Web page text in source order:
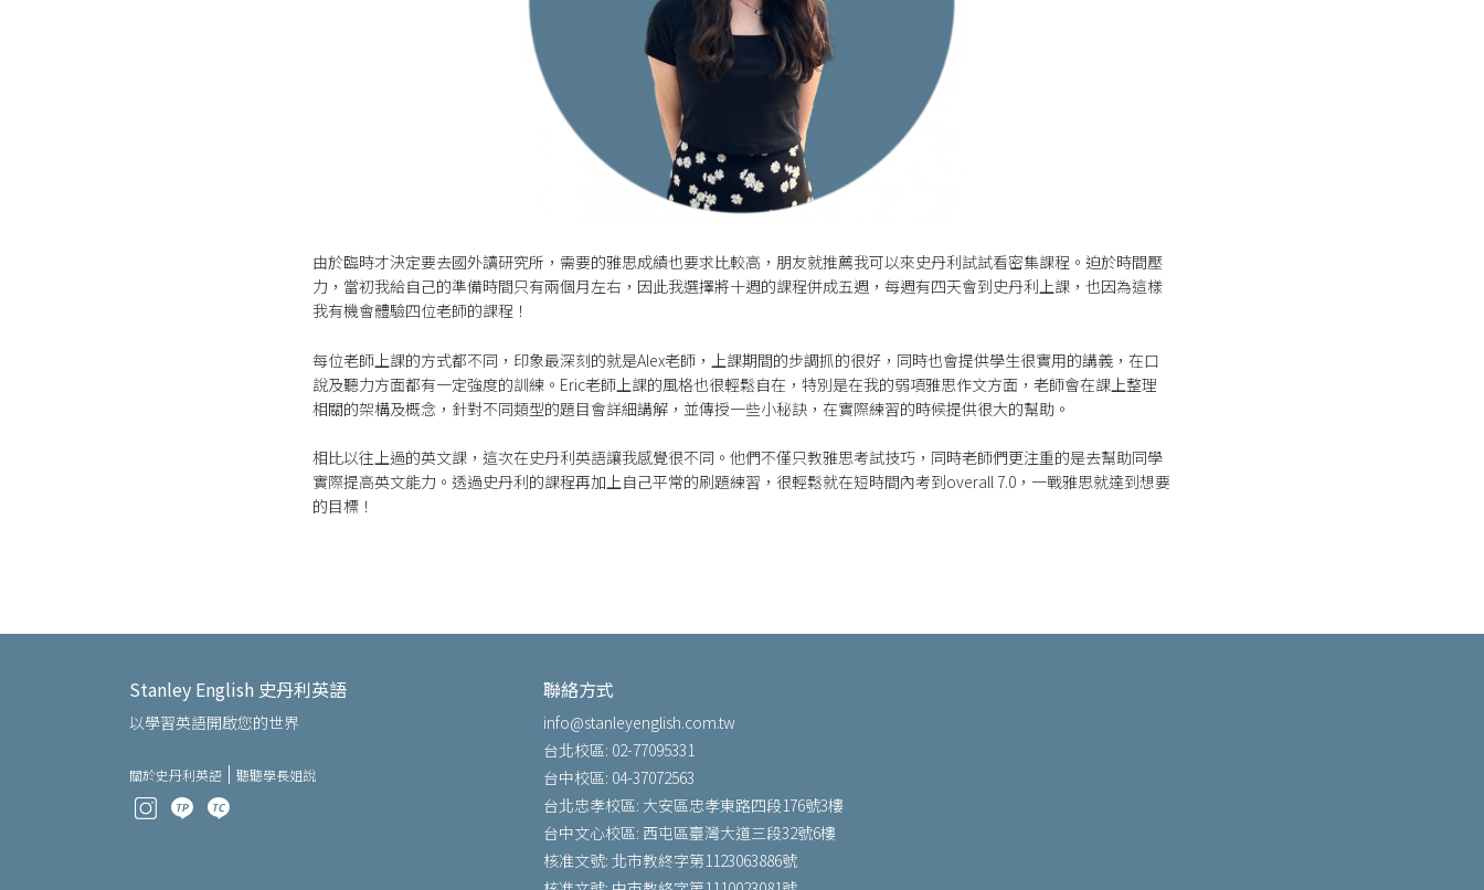
由於臨時才決定要去國外讀研究所，需要的雅思成績也要求比較高，朋友就推薦我可以來史丹利試試看密集課程。迫於時間壓
力，當初我給自己的準備時間只有兩個月左右，因此我選擇將十週的課程併成五週，每週有四天會到史丹利上課，也因為這樣
我有機會體驗四位老師的課程！
每位老師上課的方式都不同，印象最深刻的就是Alex老師，上課期間的步調抓的很好，同時也會提供學生很實用的講義，在口
說及聽力方面都有一定強度的訓練。Eric老師上課的風格也很輕鬆自在，特別是在我的弱項雅思作文方面，老師會在課上整理
相關的架構及概念，針對不同類型的題目會詳細講解，並傳授一些小秘訣，在實際練習的時候提供很大的幫助。
相比以往上過的英文課，這次在史丹利英語讓我感覺很不同。他們不僅只教雅思考試技巧，同時老師們更注重的是去幫助同學
實際提高英文能力。透過史丹利的課程再加上自己平常的刷題練習，很輕鬆就在短時間內考到overall 7.0，一戰雅思就達到想要
的目標！
Stanley English 史丹利英語
以學習英語開啟您的世界
關於史丹利英語 聽聽學長姐說
聯絡方式
info@stanleyenglish.com.tw
台北校區: 02-77095331
台中校區: 04-37072563
台北忠孝校區: 大安區忠孝東路四段176號3樓
台中文心校區: 西屯區臺灣大道三段32號6樓
核准文號: 北市教終字第1123063886號